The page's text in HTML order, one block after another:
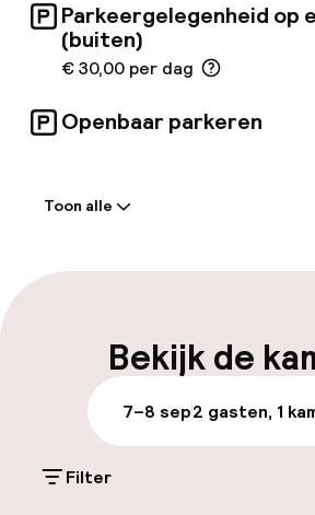
Parkeergelegenheid op
(buiten)
€ 30,00 per dag
Openbaar parkeren
Laat uitchecken
Bagageruimte
Parkeren & mobiliteit
Toon alle
Bekijk de
7–8 sep2 gasten, 1
Filter